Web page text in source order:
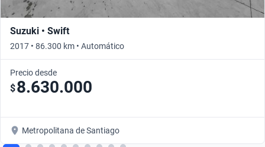
Suzuki • Swift
2017 • 86.300 km • Automático
Precio desde
$8.630.000
Metropolitana de Santiago